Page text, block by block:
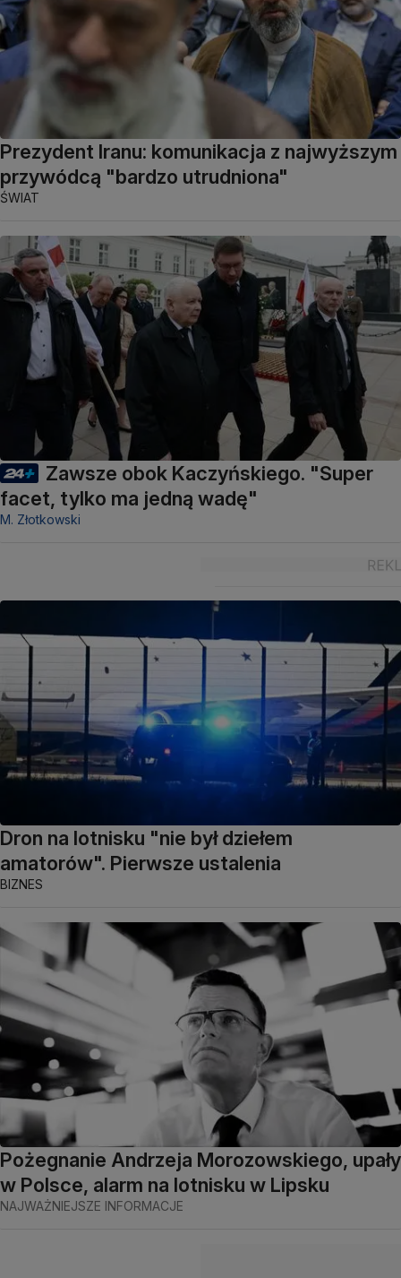
Prezydent Iranu: komunikacja z najwyższym
przywódcą "bardzo utrudniona"
ŚWIAT
Zawsze obok Kaczyńskiego. "Super
facet, tylko ma jedną wadę"
M. Złotkowski
Dron na lotnisku "nie był dziełem
amatorów". Pierwsze ustalenia
BIZNES
Pożegnanie Andrzeja Morozowskiego, upały
w Polsce, alarm na lotnisku w Lipsku
NAJWAŻNIEJSZE INFORMACJE